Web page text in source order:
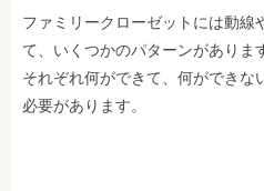
ファミリークローゼットには動線
て、いくつかのパターンがありま
それぞれ何ができて、何ができな
必要があります。